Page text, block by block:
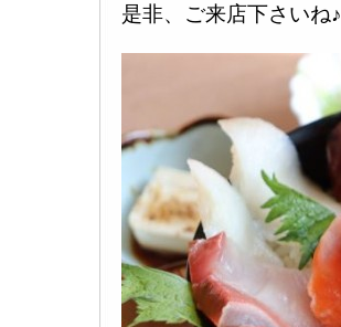
是非、ご来店下さいね♪